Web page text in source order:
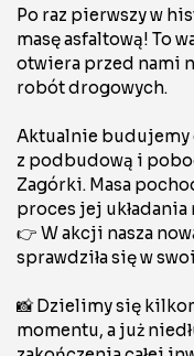
Po raz pierwszy w
masę asfaltową! To
otwiera przed nami
robót drogowych.
Aktualnie budujemy
z podbudową i
Zagórki. Masa
proces jej układania
👉 W akcji nasza
sprawdziła się w
📸 Dzielimy się
momentu, a już